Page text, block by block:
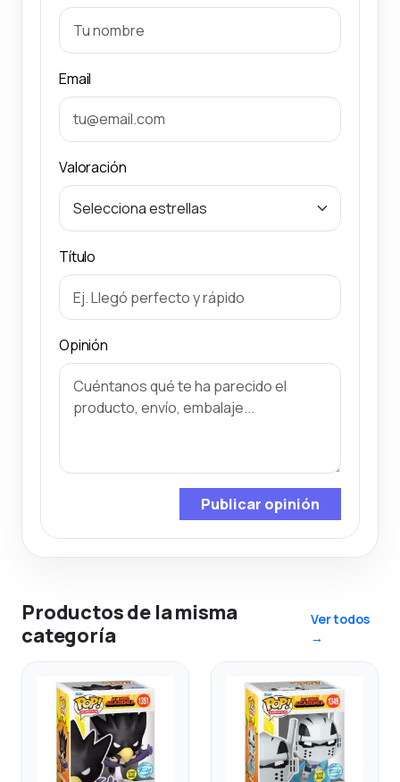
Email
Valoración
Título
Opinión
Publicar opinión
Productos de la misma
categoría
Ver todos
→